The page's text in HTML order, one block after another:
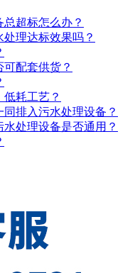
超标怎么办？
理达标效果吗？
配套供货？
耗工艺？
排入污水处理设备？
处理设备是否通用？